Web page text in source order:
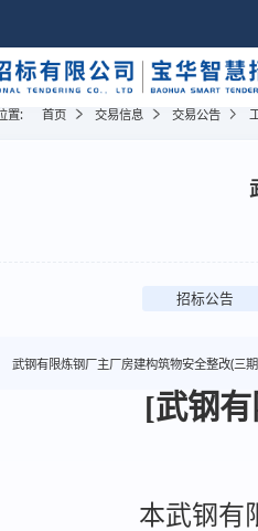
置: 首页 交易信息 交易公告
招标公告
武钢有限炼钢厂主厂房建构筑物安全整改(三
[武钢
本武钢有